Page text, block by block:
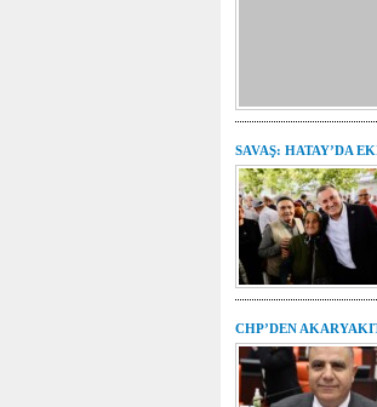
SAVAŞ: HATAY’DA
CHP’DEN